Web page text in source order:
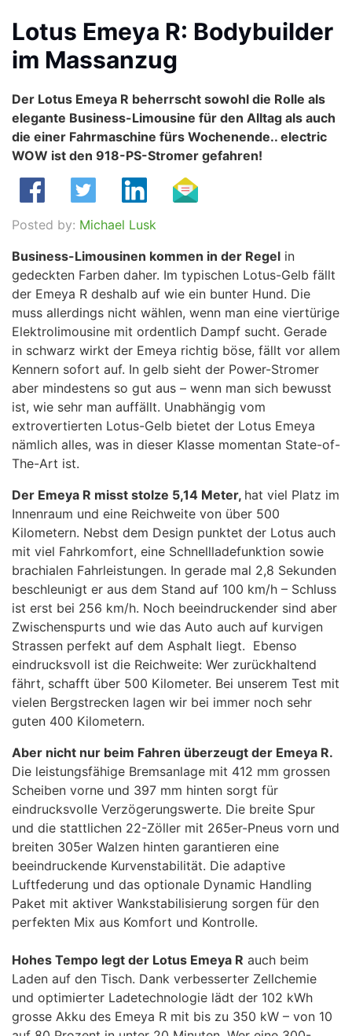
Lotus Emeya R: Bodybuilder
im Massanzug
Der Lotus Emeya R beherrscht sowohl die Rolle als
elegante Business-Limousine für den Alltag als auch
die einer Fahrmaschine fürs Wochenende.. electric
WOW ist den 918-PS-Stromer gefahren!
Posted by: Michael Lusk
Business-Limousinen kommen in der Regel in
gedeckten Farben daher. Im typischen Lotus-Gelb fällt
der Emeya R deshalb auf wie ein bunter Hund. Die
muss allerdings nicht wählen, wenn man eine viertürige
Elektrolimousine mit ordentlich Dampf sucht. Gerade
in schwarz wirkt der Emeya richtig böse, fällt vor allem
Kennern sofort auf. In gelb sieht der Power-Stromer
aber mindestens so gut aus – wenn man sich bewusst
ist, wie sehr man auffällt. Unabhängig vom
extrovertierten Lotus-Gelb bietet der Lotus Emeya
nämlich alles, was in dieser Klasse momentan State-of-
The-Art ist.
Der Emeya R misst stolze 5,14 Meter, hat viel Platz im
Innenraum und eine Reichweite von über 500
Kilometern. Nebst dem Design punktet der Lotus auch
mit viel Fahrkomfort, eine Schnellladefunktion sowie
brachialen Fahrleistungen. In gerade mal 2,8 Sekunden
beschleunigt er aus dem Stand auf 100 km/h – Schluss
ist erst bei 256 km/h. Noch beeindruckender sind aber
Zwischenspurts und wie das Auto auch auf kurvigen
Strassen perfekt auf dem Asphalt liegt. Ebenso
eindrucksvoll ist die Reichweite: Wer zurückhaltend
fährt, schafft über 500 Kilometer. Bei unserem Test mit
vielen Bergstrecken lagen wir bei immer noch sehr
guten 400 Kilometern.
Aber nicht nur beim Fahren überzeugt der Emeya R.
Die leistungsfähige Bremsanlage mit 412 mm grossen
Scheiben vorne und 397 mm hinten sorgt für
eindrucksvolle Verzögerungswerte. Die breite Spur
und die stattlichen 22-Zöller mit 265er-Pneus vorn und
breiten 305er Walzen hinten garantieren eine
beeindruckende Kurvenstabilität. Die adaptive
Luftfederung und das optionale Dynamic Handling
Paket mit aktiver Wankstabilisierung sorgen für den
perfekten Mix aus Komfort und Kontrolle.
Hohes Tempo legt der Lotus Emeya R auch beim
Laden auf den Tisch. Dank verbesserter Zellchemie
und optimierter Ladetechnologie lädt der 102 kWh
grosse Akku des Emeya R mit bis zu 350 kW – von 10